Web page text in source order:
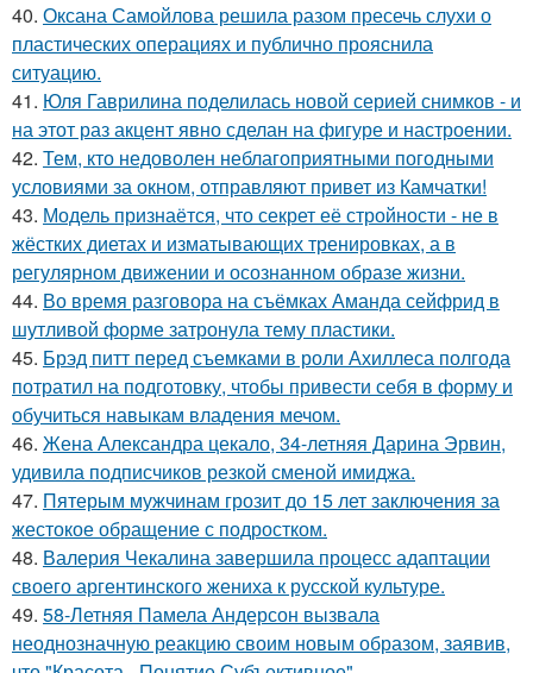
40. Оксана Самойлова решила разом пресечь слухи о
пластических операциях и публично прояснила
ситуацию.
41. Юля Гаврилина поделилась новой серией снимков - и
на этот раз акцент явно сделан на фигуре и настроении.
42. Тем, кто недоволен неблагоприятными погодными
условиями за окном, отправляют привет из Камчатки!
43. Модель признаётся, что секрет её стройности - не в
жёстких диетах и изматывающих тренировках, а в
регулярном движении и осознанном образе жизни.
44. Во время разговора на съёмках Аманда сейфрид в
шутливой форме затронула тему пластики.
45. Брэд питт перед съемками в роли Ахиллеса полгода
потратил на подготовку, чтобы привести себя в форму и
обучиться навыкам владения мечом.
46. Жена Александра цекало, 34-летняя Дарина Эрвин,
удивила подписчиков резкой сменой имиджа.
47. Пятерым мужчинам грозит до 15 лет заключения за
жестокое обращение с подростком.
48. Валерия Чекалина завершила процесс адаптации
своего аргентинского жениха к русской культуре.
49. 58-Летняя Памела Андерсон вызвала
неоднозначную реакцию своим новым образом, заявив,